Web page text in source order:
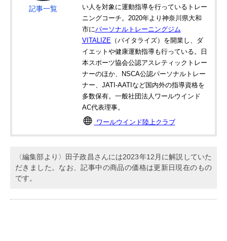
記事一覧
い人を対象に運動指導を行っているトレー
ニングコーチ。2020年より神奈川県大和
市にパーソナルトレーニングジム
VITALIZE （バイタライズ）を開業し、ダ
イエットや健康運動指導も行っている。日
本スポーツ協会公認アスレティックトレー
ナーのほか、NSCA公認パーソナルトレー
ナー、JATI‐AATIなど国内外の指導資格を
多数保有。一般社団法人ワールウインド
AC代表理事。
ワールウインド陸上クラブ
〈編集部より〉田子政昌さんには2023年12月に解説していた
だきました。なお、記事中の商品の価格は更新日現在のもの
です。